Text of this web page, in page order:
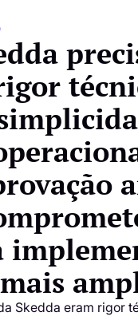
mais
Skedda eram rigor